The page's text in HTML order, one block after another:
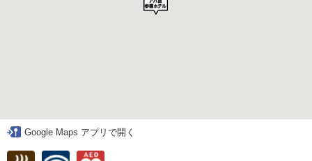
Google Maps アプリで開く